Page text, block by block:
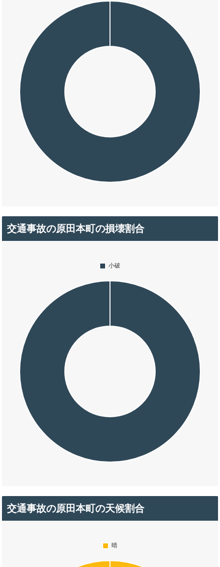
交通事故の原田本町の損壊割合
交通事故の原田本町の天候割合